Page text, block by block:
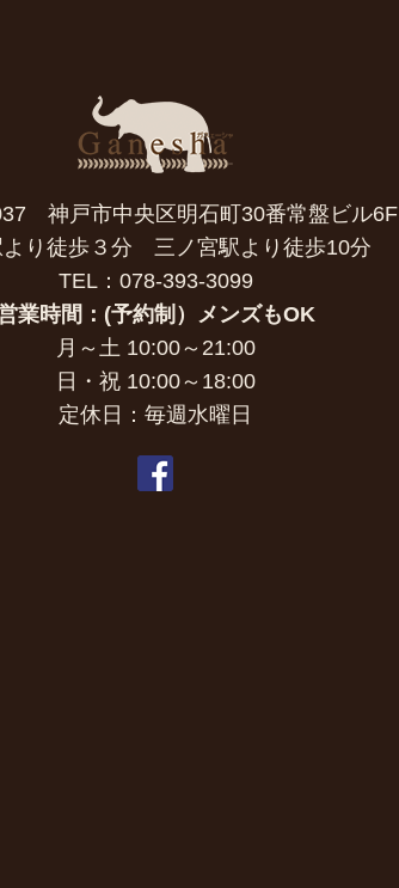
神戸市中央区明石町30番常盤ビル6F
より徒歩３分 三ノ宮駅より徒歩10分
TEL：078-393-3099
業時間：(予約制）メンズもOK
月～土 10:00～21:00
日・祝 10:00～18:00
定休日：毎週水曜日